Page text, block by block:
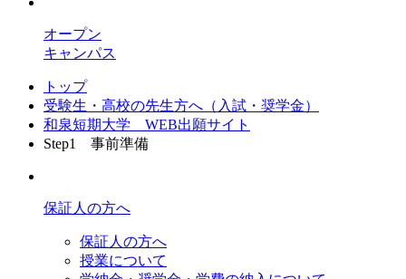
オープン
キャンパス
トップ
受験生・高校の先生方へ（入試・奨学金）
和泉短期大学 WEB出願サイト
Step1 事前準備
保証人の方へ
保証人の方へ
授業について